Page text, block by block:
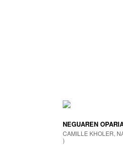
NEGUAREN
CAMILLE KHOLER,
)